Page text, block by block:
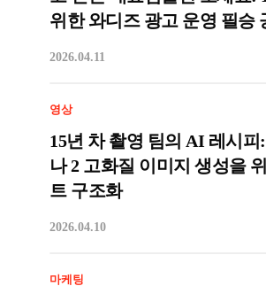
위한 와디즈 광고 운영 필승
2026.04.11
영상
15년 차 촬영 팀의 AI 레시피
나 2 고화질 이미지 생성을
트 구조화
2026.04.10
마케팅